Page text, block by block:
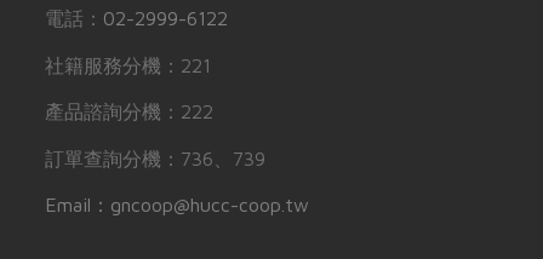
電話： 02-2999-6122
社籍服務分機：221
產品諮詢分機：222
訂單查詢分機：736、739
Email：gncoop@hucc-coop.tw